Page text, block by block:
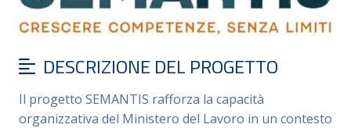
DESCRIZIONE DEL PROGETTO
Il progetto SEMANTIS rafforza la capacità
organizzativa del Ministero del Lavoro in un contesto